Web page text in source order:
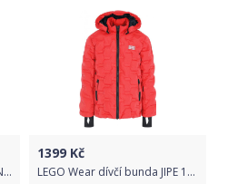
DĚTSKÁ ZIMNÍ LYŽAŘSKÁ BUNDA COLOR KIDS, BLUE AF 10.000 Velikost: 104
1399 Kč
LEGO Wear dívčí bunda JIPE 104, červená